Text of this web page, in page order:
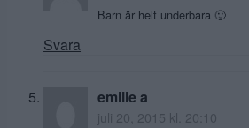
Barn är helt underbara 🙂
Svara
emilie a
juli 20, 2015 kl. 20:10